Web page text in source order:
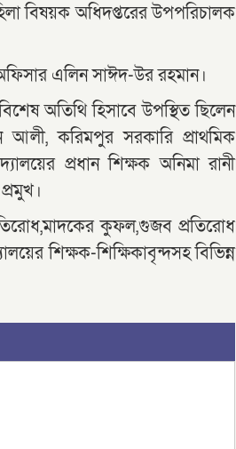
বিষয়ক অধিদপ্তরের উপপরিচালক
এলিন সাঈদ-উর রহমান।
অতিথি হিসাবে উপস্থিত ছিলেন
করিমপুর সরকারি প্রাথমিক
প্রধান শিক্ষক অনিমা রানী
কুফল,গুজব প্রতিরোধ
শিক্ষক-শিক্ষিকাবৃন্দসহ বিভিন্ন